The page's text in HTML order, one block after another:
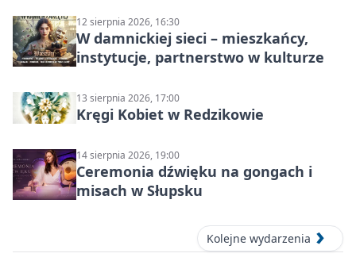
12 sierpnia 2026, 16:30
W damnickiej sieci – mieszkańcy,
instytucje, partnerstwo w kulturze
13 sierpnia 2026, 17:00
Kręgi Kobiet w Redzikowie
14 sierpnia 2026, 19:00
Ceremonia dźwięku na gongach i
misach w Słupsku
Kolejne wydarzenia